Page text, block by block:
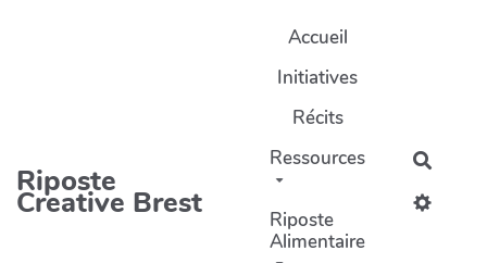
Riposte
Creative Brest
Accueil
Initiatives
Récits
Ressources
Riposte
Alimentaire